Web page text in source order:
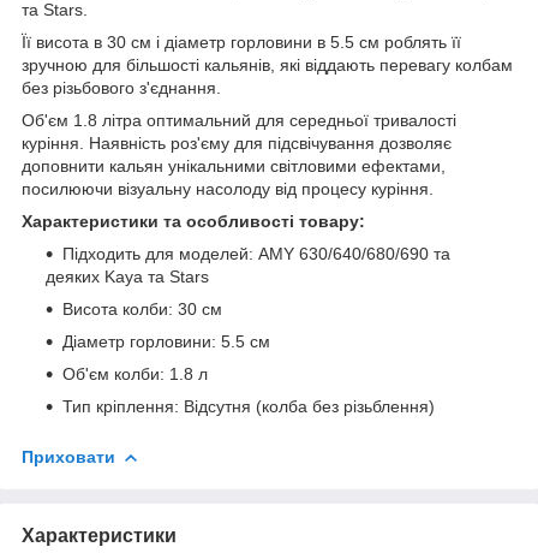
та Stars.
Її висота в 30 см і діаметр горловини в 5.5 см роблять її
зручною для більшості кальянів, які віддають перевагу колбам
без різьбового з'єднання.
Об'єм 1.8 літра оптимальний для середньої тривалості
куріння. Наявність роз'єму для підсвічування дозволяє
доповнити кальян унікальними світловими ефектами,
посилюючи візуальну насолоду від процесу куріння.
Характеристики та особливості товару:
Підходить для моделей: AMY 630/640/680/690 та
деяких Kaya та Stars
Висота колби: 30 см
Діаметр горловини: 5.5 см
Об'єм колби: 1.8 л
Тип кріплення: Відсутня (колба без різьблення)
Приховати
Характеристики